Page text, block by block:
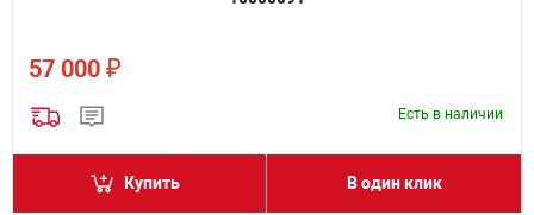
57 000 ₽
Есть в наличии
Купить В один клик